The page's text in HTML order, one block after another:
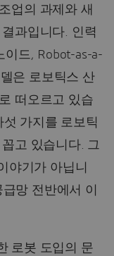
업의 과제와 새
과입니다. 인력
이드, Robot-as-a-
은 로보틱스 산
떠오르고 있습
가지를 로보틱
고 있습니다. 그
야기가 아닙니
망 전반에서 이
로봇 도입의 문